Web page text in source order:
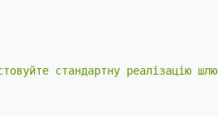
стандартну реалізацію